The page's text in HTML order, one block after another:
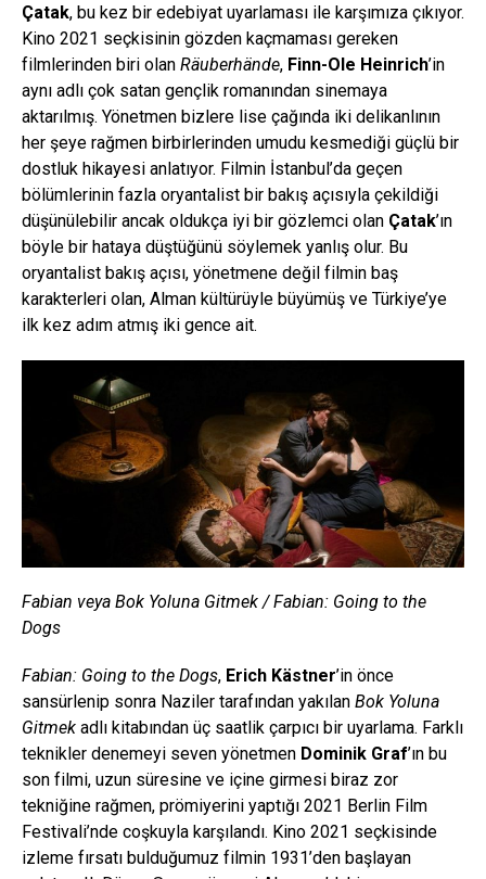
Çatak, bu kez bir edebiyat uyarlaması ile karşımıza çıkıyor.
Kino 2021 seçkisinin gözden kaçmaması gereken
filmlerinden biri olan Räuberhände, Finn-Ole Heinrich’in
aynı adlı çok satan gençlik romanından sinemaya
aktarılmış. Yönetmen bizlere lise çağında iki delikanlının
her şeye rağmen birbirlerinden umudu kesmediği güçlü bir
dostluk hikayesi anlatıyor. Filmin İstanbul’da geçen
bölümlerinin fazla oryantalist bir bakış açısıyla çekildiği
düşünülebilir ancak oldukça iyi bir gözlemci olan Çatak’ın
böyle bir hataya düştüğünü söylemek yanlış olur. Bu
oryantalist bakış açısı, yönetmene değil filmin baş
karakterleri olan, Alman kültürüyle büyümüş ve Türkiye’ye
ilk kez adım atmış iki gence ait.
Fabian veya Bok Yoluna Gitmek / Fabian: Going to the
Dogs
Fabian: Going to the Dogs, Erich Kästner’in önce
sansürlenip sonra Naziler tarafından yakılan Bok Yoluna
Gitmek adlı kitabından üç saatlik çarpıcı bir uyarlama. Farklı
teknikler denemeyi seven yönetmen Dominik Graf’ın bu
son filmi, uzun süresine ve içine girmesi biraz zor
tekniğine rağmen, prömiyerini yaptığı 2021 Berlin Film
Festivali’nde coşkuyla karşılandı. Kino 2021 seçkisinde
izleme fırsatı bulduğumuz filmin 1931’den başlayan